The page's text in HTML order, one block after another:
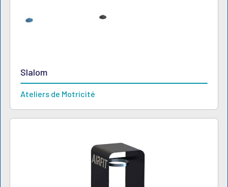
Slalom
Ateliers de Motricité